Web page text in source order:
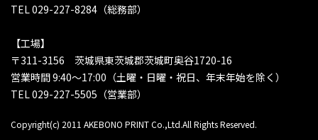
TEL 029-227-8284（総務部）
【工場】
〒311-3156 茨城県東茨城郡茨城町奥谷1720-16
営業時間 9:40〜17:00（土曜・日曜・祝日、年末年始を除く）
TEL 029-227-5505（営業部）
Copyright(c) 2011 AKEBONO PRINT Co.,Ltd.All Rights Reserved.